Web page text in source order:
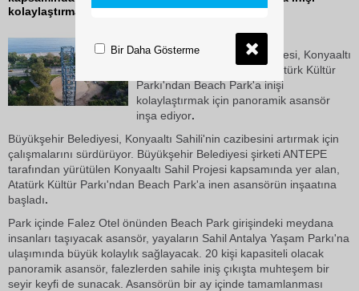
kolaylaştırmak için panoramik asansör...
24 Ekim 2018 Çarşamba 12:23
ANTALYA Büyükşehir Belediyesi, Konyaaltı
Sahil Projesi kapsamında Atatürk Kültür
Parkı'ndan Beach Park'a inişi
kolaylaştırmak için panoramik asansör
inşa ediyor.
Büyükşehir Belediyesi, Konyaaltı Sahili'nin cazibesini artırmak için
çalışmalarını sürdürüyor. Büyükşehir Belediyesi şirketi ANTEPE
tarafından yürütülen Konyaaltı Sahil Projesi kapsamında yer alan,
Atatürk Kültür Parkı'ndan Beach Park'a inen asansörün inşaatına
başladı.
Park içinde Falez Otel önünden Beach Park girişindeki meydana
insanları taşıyacak asansör, yayaların Sahil Antalya Yaşam Parkı'na
ulaşımında büyük kolaylık sağlayacak. 20 kişi kapasiteli olacak
panoramik asansör, falezlerden sahile iniş çıkışta muhteşem bir
seyir keyfi de sunacak. Asansörün bir ay içinde tamamlanması
Bir Daha Gösterme